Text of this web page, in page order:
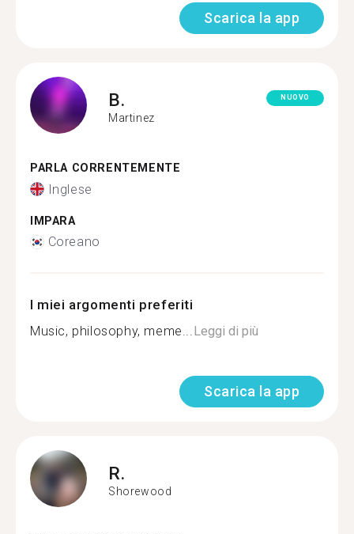
Scarica la app
B.
Martinez
NUOVO
PARLA CORRENTEMENTE
Inglese
IMPARA
Coreano
I miei argomenti preferiti
Music, philosophy, meme...Leggi di più
Scarica la app
R.
Shorewood